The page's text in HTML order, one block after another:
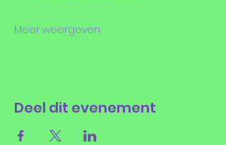
Meer weergeven
Deel dit evenement